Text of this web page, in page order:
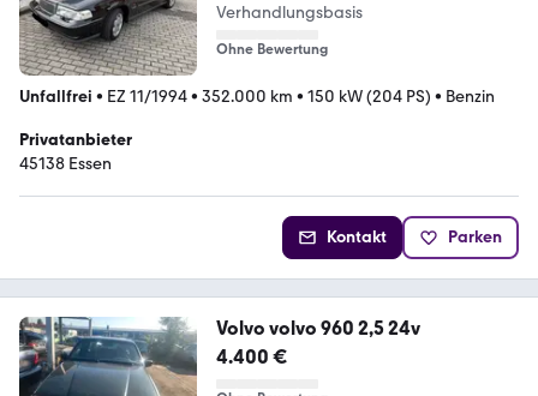
Verhandlungsbasis
Ohne Bewertung
Unfallfrei • EZ 11/1994• 352.000 km • 150 kW (204 PS) • Benzin
Privatanbieter
45138 Essen
Kontakt Parken
Volvo volvo 960 2,5 24v
4.400 €